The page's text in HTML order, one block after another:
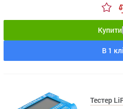
Купити
В 1
Тестер